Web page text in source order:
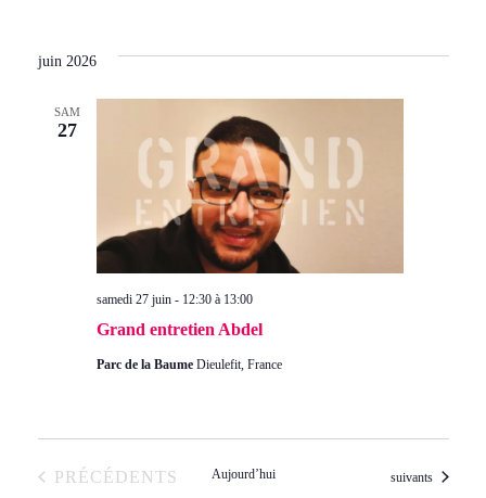
juin 2026
SAM
27
Grand entretien Abdel
samedi 27 juin - 12:30à 13:00
Parc de la Baume Dieulefit, France
ÉVÈNEMENTS
PRÉCÉDENTS Aujourd’hui Évènements
suivants